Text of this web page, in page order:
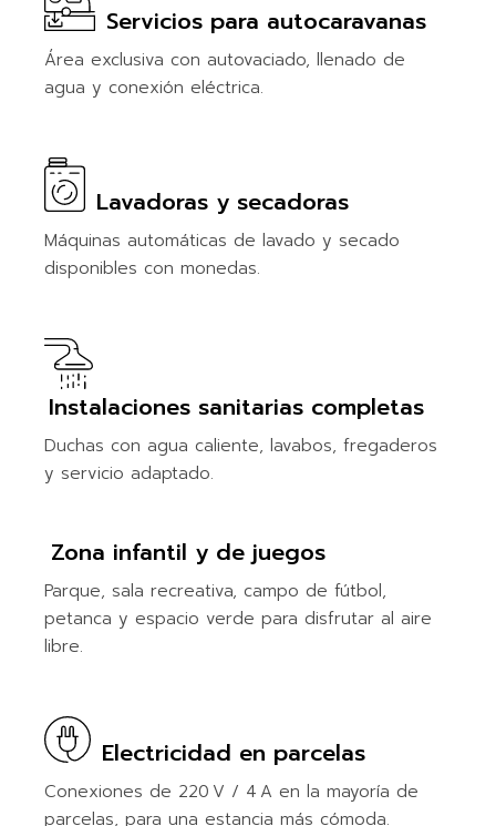
Servicios para autocaravanas
Área exclusiva con autovaciado, llenado de
agua y conexión eléctrica.
Lavadoras y secadoras
Máquinas automáticas de lavado y secado
disponibles con monedas.
Instalaciones sanitarias completas
Duchas con agua caliente, lavabos, fregaderos
y servicio adaptado.
Zona infantil y de juegos
Parque, sala recreativa, campo de fútbol,
petanca y espacio verde para disfrutar al aire
libre.
Electricidad en parcelas
Conexiones de 220 V / 4 A en la mayoría de
parcelas, para una estancia más cómoda.